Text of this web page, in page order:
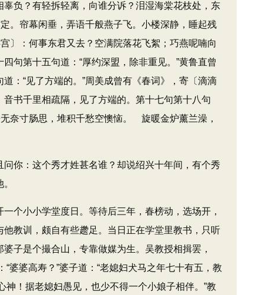
负？有轻拆轻离，向谁分诉？泪湿海棠花枝处，东
。帘幕闲垂，弄语千般燕子飞。小楼深静，睡起残
〕：何事东君又去？空满院落花飞絮；巧燕呢喃向
句第十五句道：​“厚约深盟，除非重见。​”黄鲁直曾
：​“见了方端的。​”周美成曾有《春词》​，寄〔滴滴
书千里相疏隔，见了方端的。第十七句第十八句
奈寸肠思，堆积千愁空懊恼。 旋暖金炉薰兰澡，
你：这个秀才姓甚名谁？却说绍兴十年间，有个秀
小小学堂度日。等待后三年，春榜动，选场开，
教训，颇自有些趱足。当日正在学堂里教书，只听
子是个撮合山，专靠做媒为生。吴教授相揖罢，
婆婆高寿？​”婆子道：​“老媳妇犬马之年七十有五，教
神！据老媳妇愚见，也少不得一个小娘子相伴。​”教